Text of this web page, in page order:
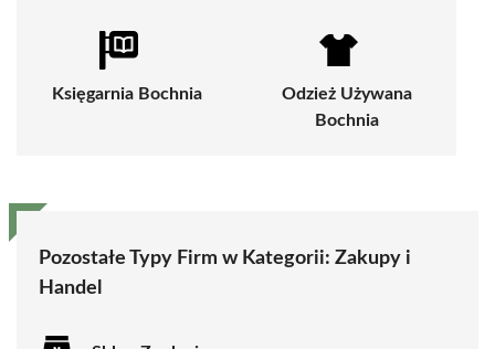
Księgarnia Bochnia
Odzież Używana
Bochnia
Pozostałe Typy Firm w Kategorii: Zakupy i
Handel